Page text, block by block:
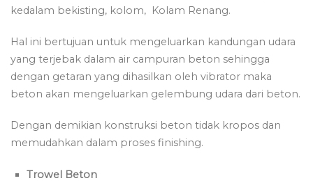
kedalam bekisting, kolom, Kolam Renang.
Hal ini bertujuan untuk mengeluarkan kandungan udara
yang terjebak dalam air campuran beton sehingga
dengan getaran yang dihasilkan oleh vibrator maka
beton akan mengeluarkan gelembung udara dari beton.
Dengan demikian konstruksi beton tidak kropos dan
memudahkan dalam proses finishing.
Trowel Beton